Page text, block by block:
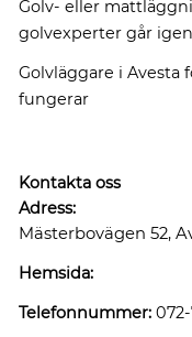
Golv- eller
golvexperter går
Golvläggare i Avesta
fungerar
Kontakta oss
Adress:
Mästerbovägen 52,
Hemsida:
Telefonnummer: 072-